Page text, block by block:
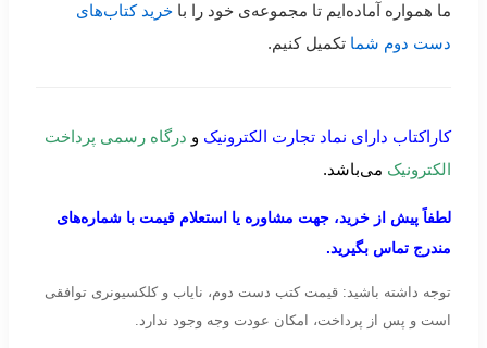
ما همواره آماده‌ایم تا مجموعه‌ی خود را با خرید کتاب‌های
دست دوم شما تکمیل کنیم.
کاراکتاب دارای نماد تجارت الکترونیک و درگاه رسمی پرداخت
الکترونیک می‌باشد.
لطفاً پیش از خرید، جهت مشاوره یا استعلام قیمت با شماره‌های
مندرج تماس بگیرید.
توجه داشته باشید: قیمت کتب دست دوم، نایاب و کلکسیونری توافقی
است و پس از پرداخت، امکان عودت وجه وجود ندارد.